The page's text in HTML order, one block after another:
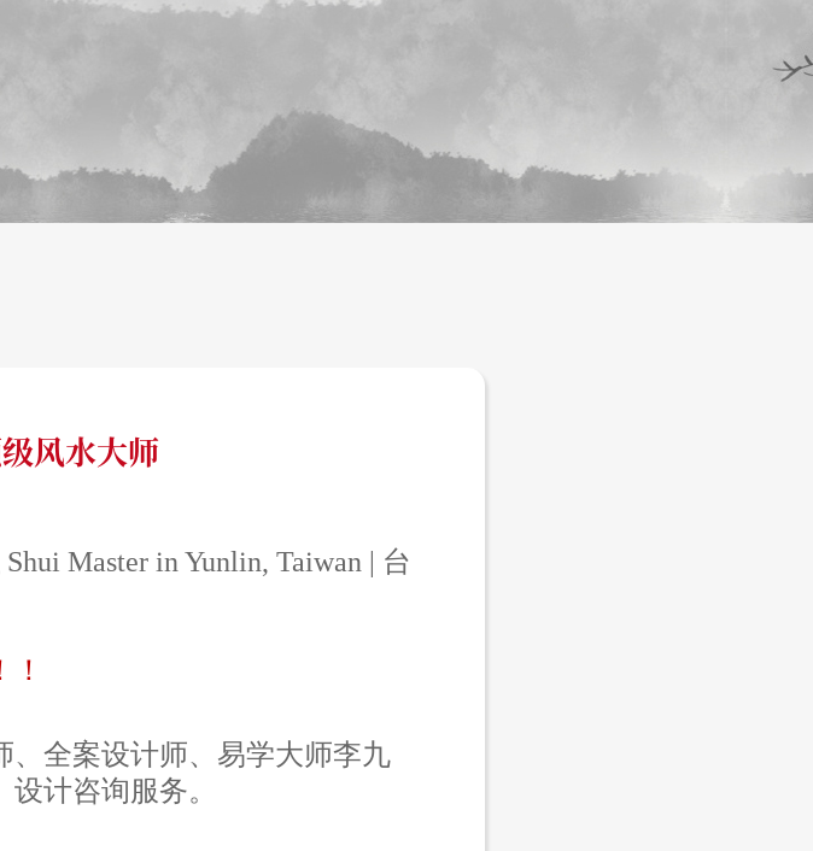
风水大师
Master in Yunlin, Taiwan | 台
全案设计师、 易学大师李九
设计咨询服务。